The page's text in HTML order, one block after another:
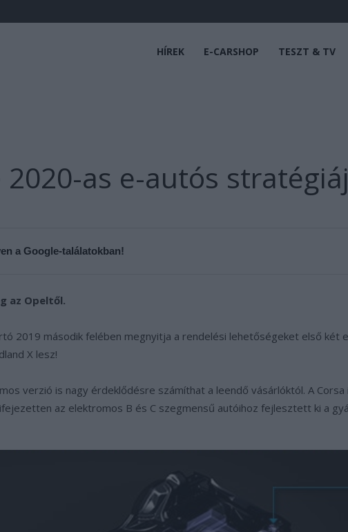
HÍREK E-CARSHOP TESZT & TV
as e-autós
a Google-találatokban!
az Opeltől.
2019 második felében megnyitja a rendelési lehetőségeket első két
X lesz!
verzió is nagy érdeklődésre számíthat a leendő vásárlóktól. A Corsa
az elektromos B és C szegmensű autóihoz fejlesztett ki a